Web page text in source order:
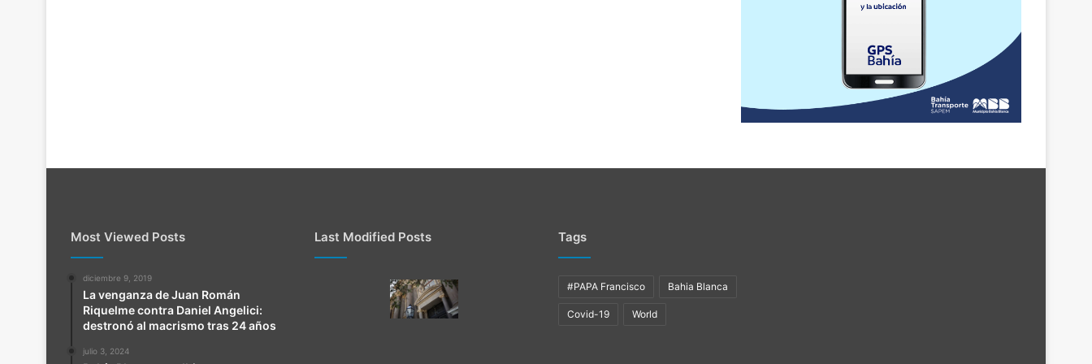
Most Viewed Posts
diciembre 9, 2019
La venganza de Juan Román
Riquelme contra Daniel Angelici:
destronó al macrismo tras 24 años
julio 3, 2024
Last Modified Posts Tags
#PAPA Francisco Bahia Blanca
Covid-19 World